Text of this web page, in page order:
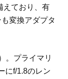
えており、有
変換アダプタ
。プライマリ
にf/1.8のレン